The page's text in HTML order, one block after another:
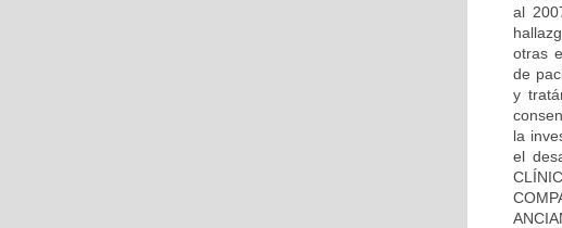
al
otras
de
y
la
el